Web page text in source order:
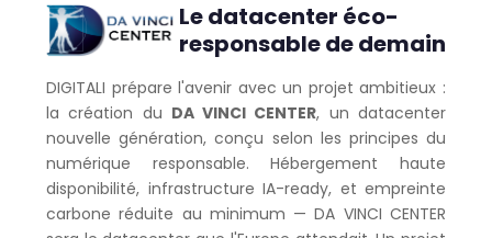
Le datacenter éco-
responsable de demain
DIGITALI prépare l'avenir avec un projet ambitieux :
la création du DA VINCI CENTER, un datacenter
nouvelle génération, conçu selon les principes du
numérique responsable. Hébergement haute
disponibilité, infrastructure IA-ready, et empreinte
carbone réduite au minimum — DA VINCI CENTER